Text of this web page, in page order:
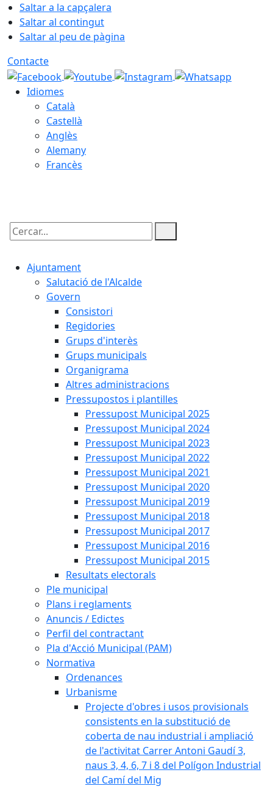
Saltar a la capçalera
Saltar al contingut
Saltar al peu de pàgina
Contacte
Idiomes
Català
Castellà
Anglès
Alemany
Francès
Cercar:
Ajuntament
Salutació de l'Alcalde
Govern
Consistori
Regidories
Grups d'interès
Grups municipals
Organigrama
Altres administracions
Pressupostos i plantilles
Pressupost Municipal 2025
Pressupost Municipal 2024
Pressupost Municipal 2023
Pressupost Municipal 2022
Pressupost Municipal 2021
Pressupost Municipal 2020
Pressupost Municipal 2019
Pressupost Municipal 2018
Pressupost Municipal 2017
Pressupost Municipal 2016
Pressupost Municipal 2015
Resultats electorals
Ple municipal
Plans i reglaments
Anuncis / Edictes
Perfil del contractant
Pla d'Acció Municipal (PAM)
Normativa
Ordenances
Urbanisme
Projecte d'obres i usos provisionals
consistents en la substitució de
coberta de nau industrial i ampliació
de l'activitat Carrer Antoni Gaudí 3,
naus 3, 4, 6, 7 i 8 del Polígon Industrial
del Camí del Mig